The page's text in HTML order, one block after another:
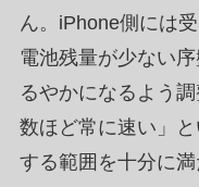
ん。iPhone側には
電池残量が少ない
るやかになるよう
数ほど常に速い」
する範囲を十分に満